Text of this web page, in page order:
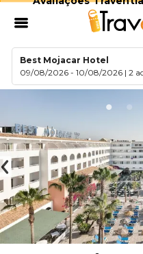
Best Mojacar Hotel
09/08/2026 -10/08/2026 |2